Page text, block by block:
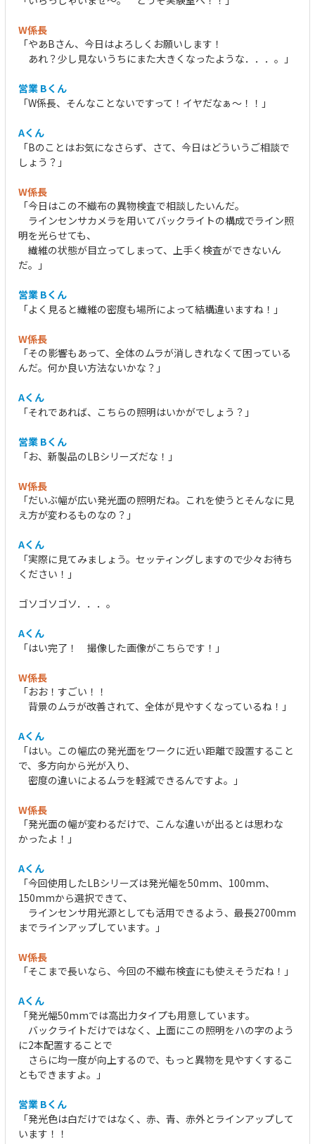
W係長
「やあBさん、今日はよろしくお願いします！
あれ？少し見ないうちにまた大きくなったような．．．。」
営業 Bくん
「W係長、そんなことないですって！イヤだなぁ～！！」
Aくん
「Bのことはお気になさらず、さて、今日はどういうご相談で
しょう？」
W係長
「今日はこの不織布の異物検査で相談したいんだ。
ラインセンサカメラを用いてバックライトの構成でライン照
明を光らせても、
繊維の状態が目立ってしまって、上手く検査ができないん
だ。」
営業 Bくん
「よく見ると繊維の密度も場所によって結構違いますね！」
W係長
「その影響もあって、全体のムラが消しきれなくて困っている
んだ。何か良い方法ないかな？」
Aくん
「それであれば、こちらの照明はいかがでしょう？」
営業 Bくん
「お、新製品のLBシリーズだな！」
W係長
「だいぶ幅が広い発光面の照明だね。これを使うとそんなに見
え方が変わるものなの？」
Aくん
「実際に見てみましょう。セッティングしますので少々お待ち
ください！」
ゴソゴソゴソ．．．。
Aくん
「はい完了！ 撮像した画像がこちらです！」
W係長
「おお！すごい！！
背景のムラが改善されて、全体が見やすくなっているね！」
Aくん
「はい。この幅広の発光面をワークに近い距離で設置すること
で、多方向から光が入り、
密度の違いによるムラを軽減できるんですよ。」
W係長
「発光面の幅が変わるだけで、こんな違いが出るとは思わな
かったよ！」
Aくん
「今回使用したLBシリーズは発光幅を50mm、100mm、
150mmから選択できて、
ラインセンサ用光源としても活用できるよう、最長2700mm
までラインアップしています。」
W係長
「そこまで長いなら、今回の不織布検査にも使えそうだね！」
Aくん
「発光幅50mmでは高出力タイプも用意しています。
バックライトだけではなく、上面にこの照明をハの字のよう
に2本配置することで
さらに均一度が向上するので、もっと異物を見やすくするこ
ともできますよ。」
営業 Bくん
「発光色は白だけではなく、赤、青、赤外とラインアップして
います！！